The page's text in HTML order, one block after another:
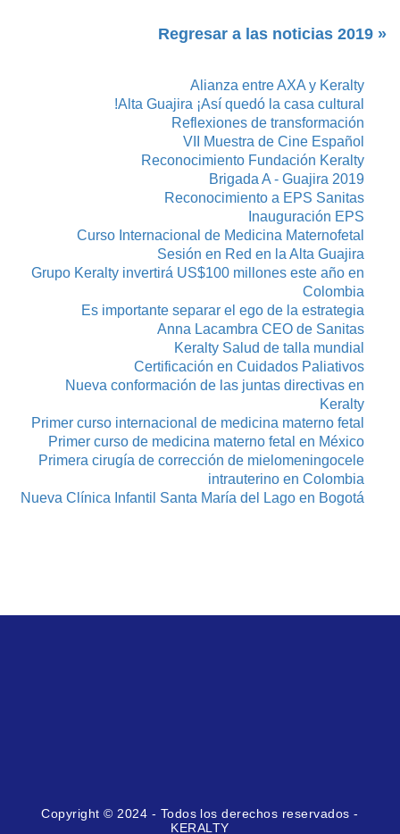
« Regresar a las noticias 2019
Alianza entre AXA y Keralty
Alta Guajira ¡Así quedó la casa cultural!
Reflexiones de transformación
VII Muestra de Cine Español
Reconocimiento Fundación Keralty
Brigada A - Guajira 2019
Reconocimiento a EPS Sanitas
Inauguración EPS
Curso Internacional de Medicina Maternofetal
Sesión en Red en la Alta Guajira
Grupo Keralty invertirá US$100 millones este año en
Colombia
Es importante separar el ego de la estrategia
Anna Lacambra CEO de Sanitas
Keralty Salud de talla mundial
Certificación en Cuidados Paliativos
Nueva conformación de las juntas directivas en
Keralty
Primer curso internacional de medicina materno fetal
Primer curso de medicina materno fetal en México
Primera cirugía de corrección de mielomeningocele
intrauterino en Colombia
Nueva Clínica Infantil Santa María del Lago en Bogotá
Copyright © 2024 - Todos los derechos reservados -
KERALTY